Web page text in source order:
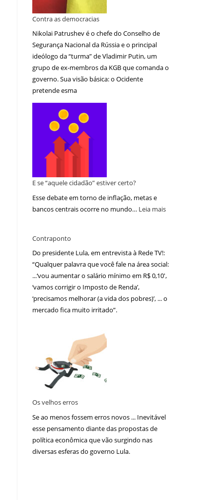
Contra as democracias
Nikolai Patrushev é o chefe do Conselho de
Segurança Nacional da Rússia e o principal
ideólogo da “turma” de Vladimir Putin, um
grupo de ex-membros da KGB que comanda o
governo. Sua visão básica: o Ocidente
pretende esma
E se “aquele cidadão” estiver certo?
Esse debate em torno de inflação, metas e
bancos centrais ocorre no mundo… Leia mais
Contraponto
Do presidente Lula, em entrevista à Rede TV!:
“Qualquer palavra que você fale na área social:
...‘vou aumentar o salário mínimo em R$ 0,10′,
‘vamos corrigir o Imposto de Renda’,
‘precisamos melhorar (a vida dos pobres)’, ... o
mercado fica muito irritado”.
Os velhos erros
Se ao menos fossem erros novos ... Inevitável
esse pensamento diante das propostas de
política econômica que vão surgindo nas
diversas esferas do governo Lula.